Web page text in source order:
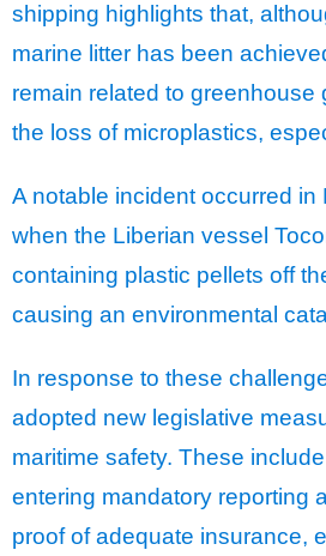
shipping highlights that,
marine litter has been
remain related to greenhouse
the loss of microplastics,
A notable incident occurred in
when the Liberian vessel
containing plastic pellets off
causing an environmental
In response to these
adopted new legislative
maritime safety. These
entering mandatory reporting
proof of adequate insurance,